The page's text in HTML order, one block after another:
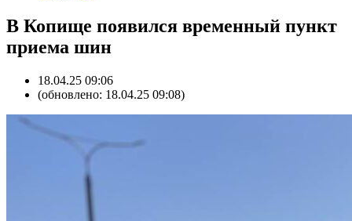
В Копище появился временный пункт
приема шин
18.04.25 09:06
(обновлено: 18.04.25 09:08)